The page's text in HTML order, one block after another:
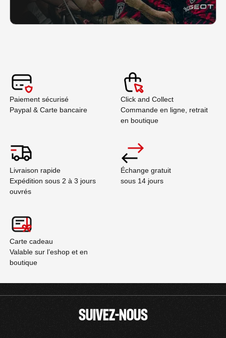
Paiement sécurisé
Paypal & Carte bancaire
Click and Collect
Commande en ligne, retrait
en boutique
Livraison rapide
Expédition sous 2 à 3 jours
ouvrés
Échange gratuit
sous 14 jours
Carte cadeau
Valable sur l’eshop et en
boutique
SUIVEZ-NOUS